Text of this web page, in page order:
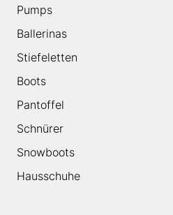
Pumps
Ballerinas
Stiefeletten
Boots
Pantoffel
Schnürer
Snowboots
Hausschuhe